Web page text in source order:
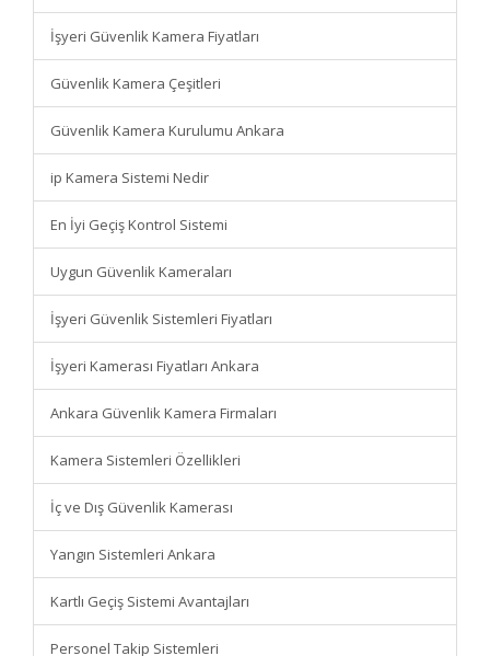
İşyeri Güvenlik Kamera Fiyatları
Güvenlik Kamera Çeşitleri
Güvenlik Kamera Kurulumu Ankara
ip Kamera Sistemi Nedir
En İyi Geçiş Kontrol Sistemi
Uygun Güvenlik Kameraları
İşyeri Güvenlik Sistemleri Fiyatları
İşyeri Kamerası Fiyatları Ankara
Ankara Güvenlik Kamera Firmaları
Kamera Sistemleri Özellikleri
İç ve Dış Güvenlik Kamerası
Yangın Sistemleri Ankara
Kartlı Geçiş Sistemi Avantajları
Personel Takip Sistemleri